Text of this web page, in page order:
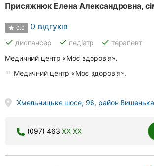
0.0 0 відгуків
done диспансер done педіатр done терапевт
Медичний центр «Моє здоров'я».
Медичний центр «Моє здоров'я».
Хмельницьке шосе, 96, район Вишенька
(097) 463 XX XX